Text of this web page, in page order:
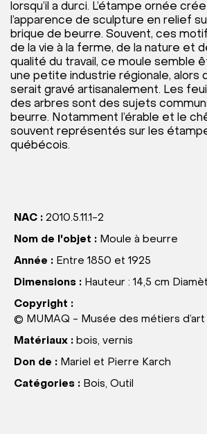
lorsqu’il a durci. L’étampe ornée
l’apparence de sculpture en relief
brique de beurre. Souvent, ces
de la vie à la ferme, de la nature et
qualité du travail, ce moule semble
une petite industrie régionale, alors
serait gravé artisanalement. Les
des arbres sont des sujets
beurre. Notamment l’érable et le
souvent représentés sur les
québécois.
NAC : 2010.5.11.1-2
Nom de l'objet : Moule à beurre
Année : Entre 1850 et 1925
Dimensions : Hauteur : 14,5 cm
Copyright :
© MUMAQ - Musée des métiers
Matériaux : bois, vernis
Don de : Mariel et Pierre Karch
Catégories : Bois, Outil